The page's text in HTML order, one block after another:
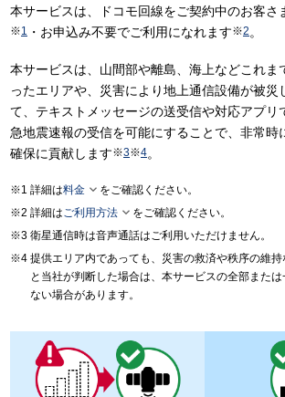
本サービスは、ドコモ回線をご契約中のお客さ
※1 ・お申込み不要でご利用になれます※2 。
本サービスは、山間部や離島、海上などこれま
ったエリアや、災害により地上通信設備が被災
て、テキストメッセージの送受信や対応アプリ
急地震速報の受信を可能にすることで、非常時
確保に貢献します※3※4。
詳細は料金 をご確認ください。
詳細は ご利用方法 をご確認ください。
衛星通信時は音声通話はご利用いただけません。
提供エリア内であっても、災害の救済や秩序の維
と当社が判断した場合は、本サービスの全部また
ない場合があります。